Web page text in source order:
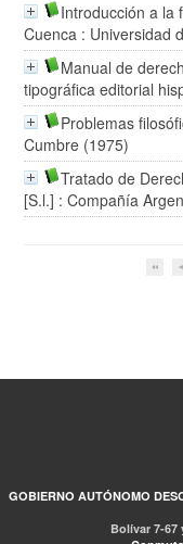
Introducción a la
Cuenca : Universidad
Manual de
tipográfica editorial
Problemas
Cumbre (1975)
Tratado de
[S.l.] : Compañía
GOBIERNO AUTÓNOMO
Bolívar 7-67